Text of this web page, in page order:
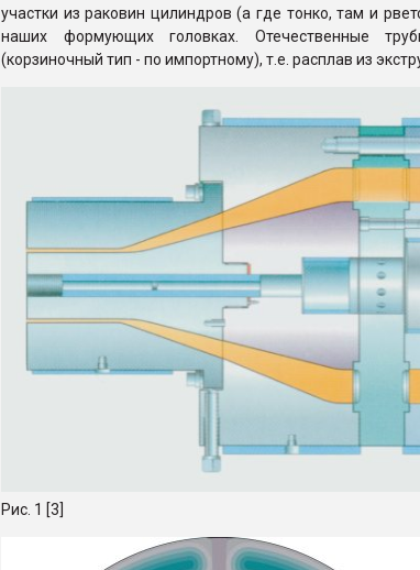
участки из раковин цилиндров (а где тонко, там и
наших формующих головках. Отечественные
(корзиночный тип - по импортному), т.е. расплав из
Рис. 1 [3]